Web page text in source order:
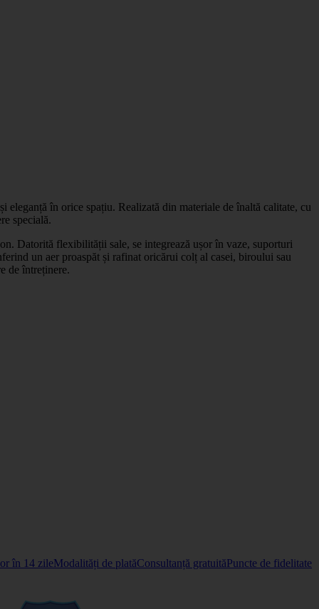
în orice spațiu. Realizată din materiale de înaltă calitate, cu
specială.
Datorită flexibilității sale, se integrează ușor în vaze, suporturi
un aer proaspăt și rafinat oricărui colț al casei, biroului sau
de întreținere.
în 14 zileModalități de platăConsultanță gratuităPuncte de fidelitate